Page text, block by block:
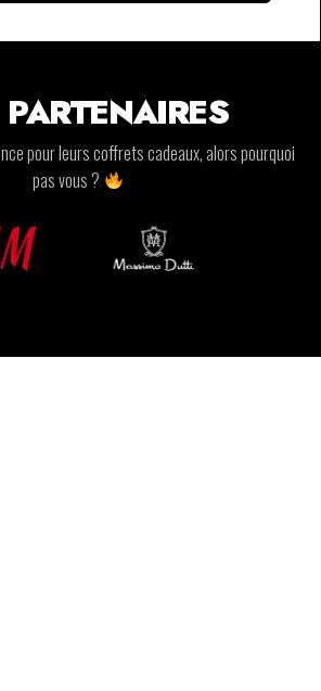
pour leurs coffrets cadeaux, alors pourquoi
pas vous ?